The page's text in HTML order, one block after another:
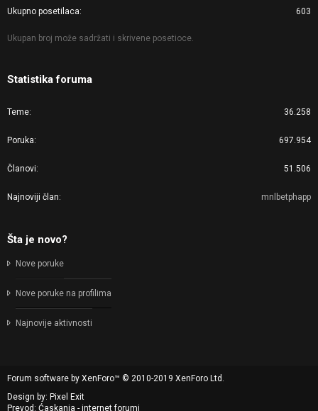
Ukupno posetilaca 603
Ukupan broj može sadržati i skrivene posetioce.
Statistika foruma
Teme 36.258
Poruka 697.954
Članovi 51.506
Najnoviji član mnlbetphapp
Šta je novo?
Nove poruke
Nove poruke na profilima
Najnovije aktivnosti
Forum software by XenForo™ © 2010-2019 XenForo Ltd.
Design by: Pixel Exit
Prevod: Ćaskanja - internet forumi